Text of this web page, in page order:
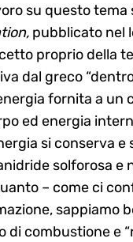
su questo tema
pubblicato nel
proprio della
dal greco
fornita a un
ed energia
si conserva e
solforosa e
– come ci
sappiamo
combustione e